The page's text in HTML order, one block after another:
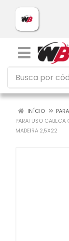
INÍCIO
PARAFUSO CABECA
MADEIRA 2,5X22